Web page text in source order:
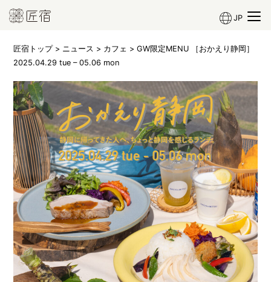
JP
匠宿トップ> ニュース > カフェ > GW限定MENU ［おかえり静岡］
2025.04.29 tue – 05.06 mon